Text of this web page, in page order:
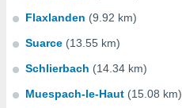
Flaxlanden (9.92 km)
Suarce (13.55 km)
Schlierbach (14.34 km)
Muespach-le-Haut (15.08 km)